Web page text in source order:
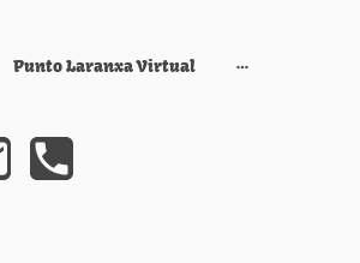
Punto Laranxa Virtual